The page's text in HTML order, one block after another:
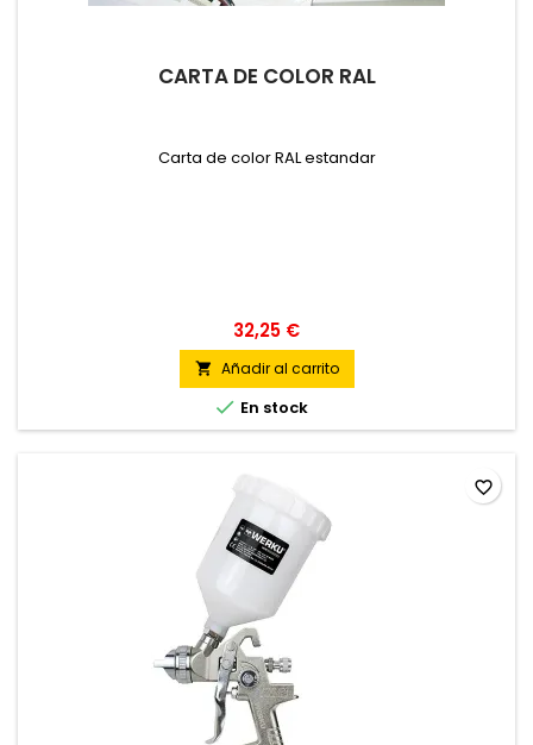
CARTA DE COLOR RAL
Carta de color RAL estandar
32,25 €
 Añadir al carrito
 En stock
favorite_border